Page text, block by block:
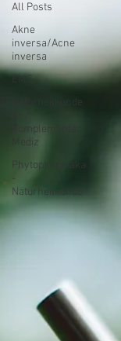
All Posts
Akne
inversa/Acne
inversa
EMS
Naturheilkunde
Komplementär-
Mediz
Phytopharmaka
-
Naturheilkunde